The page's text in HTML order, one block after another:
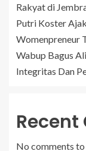
Rakyat di
Putri Koster
Womenpreneur
Wabup Bagus
Integritas Dan
No comments to